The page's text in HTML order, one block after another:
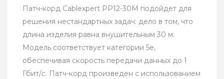
Патч-корд Cablexpert PP12-30M подойдет для
решения нестандартных задач: дело в том, что
длина изделия равна внушительным 30 м.
Модель соответствует категории 5e,
обеспечивая скорость передачи данных до 1
Гбит/с. Патч-корд произведен с использованием